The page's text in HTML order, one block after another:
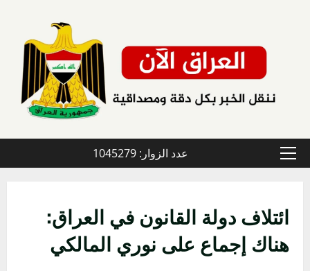
القائمة
عدد الزوار: 1045279
ائتلاف دولة القانون في العراق:
هناك إجماع على نوري المالكي